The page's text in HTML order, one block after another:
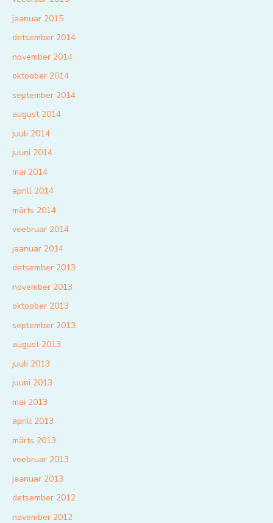
jaanuar 2015
detsember 2014
november 2014
oktoober 2014
september 2014
august 2014
juuli 2014
juuni 2014
mai 2014
aprill 2014
märts 2014
veebruar 2014
jaanuar 2014
detsember 2013
november 2013
oktoober 2013
september 2013
august 2013
juuli 2013
juuni 2013
mai 2013
aprill 2013
märts 2013
veebruar 2013
jaanuar 2013
detsember 2012
november 2012